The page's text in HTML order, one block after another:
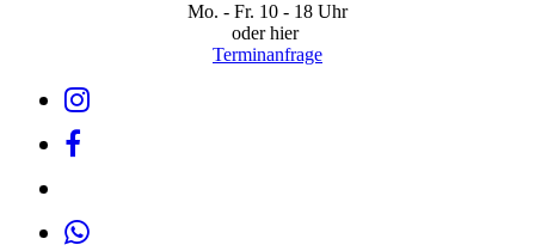
Mo. - Fr. 10 - 18 Uhr
oder hier
Terminanfrage